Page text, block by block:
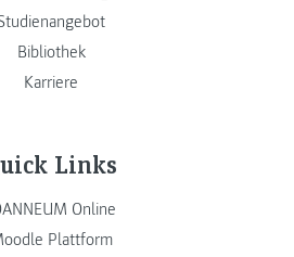
Bibliothek
Karriere
Links
Online
Plattform